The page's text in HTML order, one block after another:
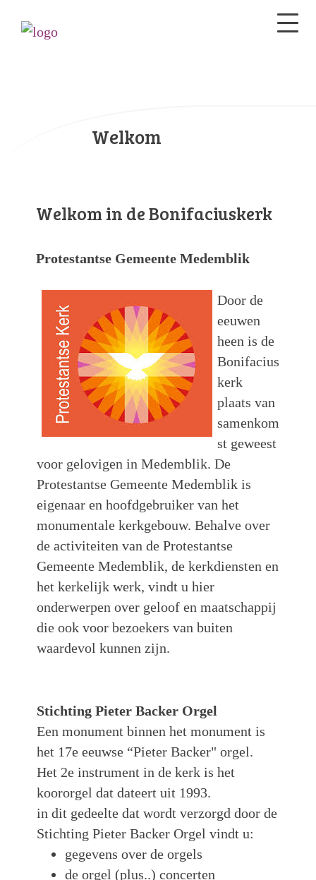
Welkom
Welkom in de Bonifaciuskerk
Protestantse Gemeente Medemblik
Door de
eeuwen
heen is de
Bonifacius
kerk
plaats van
samenkom
st geweest
voor gelovigen in Medemblik. De
Protestantse Gemeente Medemblik is
eigenaar en hoofdgebruiker van het
monumentale kerkgebouw. Behalve over
de activiteiten van de Protestantse
Gemeente Medemblik, de kerkdiensten en
het kerkelijk werk, vindt u hier
onderwerpen over geloof en maatschappij
die ook voor bezoekers van buiten
waardevol kunnen zijn.
Stichting Pieter Backer Orgel
Een monument binnen het monument is
het 17e eeuwse “Pieter Backer" orgel.
Het 2e instrument in de kerk is het
koororgel dat dateert uit 1993.
in dit gedeelte dat wordt verzorgd door de
Stichting Pieter Backer Orgel vindt u:
gegevens over de orgels
de orgel (plus..) concerten